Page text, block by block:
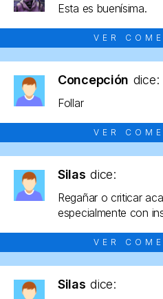
Esta es buenísima.
VER
Concepción dice:
Follar
VER
Silas dice:
Regañar o criticar
especialmente con
VER
Silas dice: